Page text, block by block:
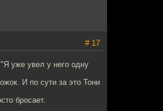
# 17
уже увел у него одну
И по сути за это Тони
бросает.